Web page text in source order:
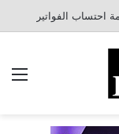
الفواتير